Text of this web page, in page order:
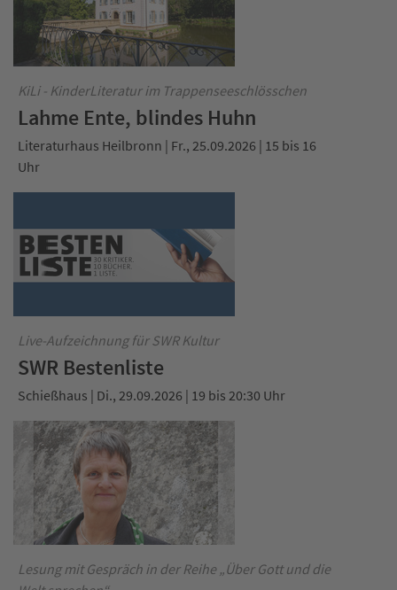
KiLi - KinderLiteratur im Trappenseeschlösschen
Lahme Ente, blindes Huhn
Literaturhaus Heilbronn | Fr., 25.09.2026 | 15 bis 16
Uhr
Live-Aufzeichnung für SWR Kultur
SWR Bestenliste
Schießhaus | Di., 29.09.2026 | 19 bis 20:30 Uhr
Lesung mit Gespräch in der Reihe „Über Gott und die